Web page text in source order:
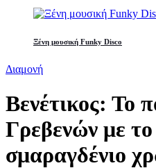
Ξένη μουσική Funky Disco
Διαμονή
Βενέτικος: Το
Γρεβενών με το
σμαραγδένιο